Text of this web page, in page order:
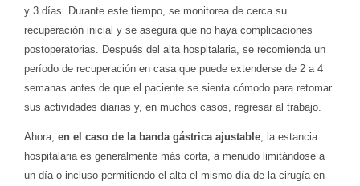
y 3 días. Durante este tiempo, se monitorea de cerca su
recuperación inicial y se asegura que no haya complicaciones
postoperatorias. Después del alta hospitalaria, se recomienda un
período de recuperación en casa que puede extenderse de 2 a 4
semanas antes de que el paciente se sienta cómodo para retomar
sus actividades diarias y, en muchos casos, regresar al trabajo.
Ahora, en el caso de la banda gástrica ajustable, la estancia
hospitalaria es generalmente más corta, a menudo limitándose a
un día o incluso permitiendo el alta el mismo día de la cirugía en